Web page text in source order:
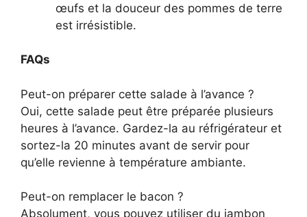
œufs et la douceur des pommes de terre
est irrésistible.
FAQs
Peut-on préparer cette salade à l’avance ?
Oui, cette salade peut être préparée plusieurs
heures à l’avance. Gardez-la au réfrigérateur et
sortez-la 20 minutes avant de servir pour
qu’elle revienne à température ambiante.
Peut-on remplacer le bacon ?
Absolument, vous pouvez utiliser du jambon